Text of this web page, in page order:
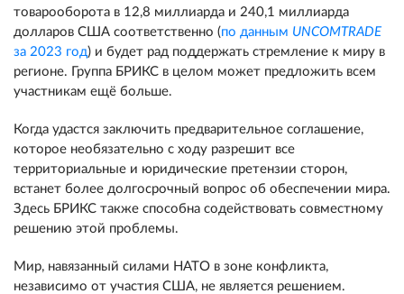
товарооборота в 12,8 миллиарда и 240,1 миллиарда
долларов США соответственно (по данным UNCOMTRADE
за 2023 год) и будет рад поддержать стремление к миру в
регионе. Группа БРИКС в целом может предложить всем
участникам ещё больше.
Когда удастся заключить предварительное соглашение,
которое необязательно с ходу разрешит все
территориальные и юридические претензии сторон,
встанет более долгосрочный вопрос об обеспечении мира.
Здесь БРИКС также способна содействовать совместному
решению этой проблемы.
Мир, навязанный силами НАТО в зоне конфликта,
независимо от участия США, не является решением.